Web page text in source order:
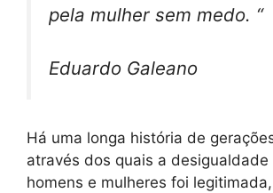
pela mulher sem medo. “
Eduardo Galeano
Há uma longa história de
através dos quais a desigualdade
homens e mulheres foi